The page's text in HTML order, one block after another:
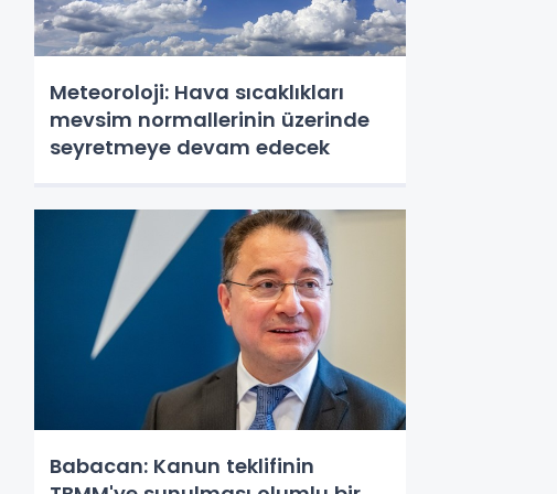
Meteoroloji: Hava sıcaklıkları
mevsim normallerinin üzerinde
seyretmeye devam edecek
Babacan: Kanun teklifinin